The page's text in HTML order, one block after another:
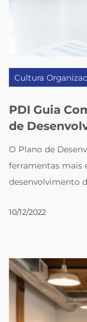
Cultura
PDI Guia
de
O Plano de
ferramentas mais
desenvolvimento
10/12/2022